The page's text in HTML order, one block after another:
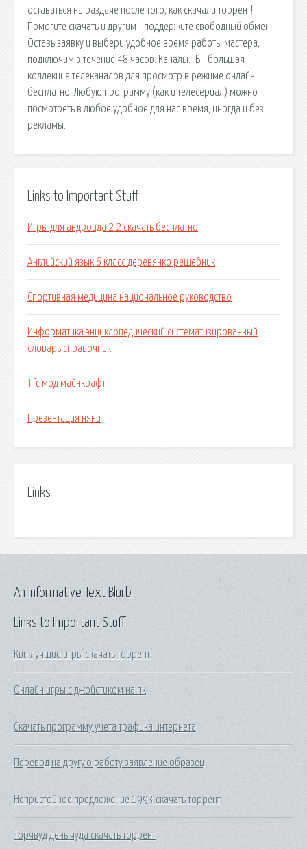
оставаться на раздаче после того, как скачали торрент!
Помогите скачать и другим - поддержите свободный обмен.
Оставь заявку и выбери удобное время работы мастера,
подключим в течение 48 часов. Каналы.ТВ - большая
коллекция телеканалов для просмотр в режиме онлайн
бесплатно. Любую программу (как и телесериал) можно
посмотреть в любое удобное для нас время, иногда и без
рекламы.
Links to Important Stuff
Игры для андроида 2 2 скачать бесплатно
Английский язык 6 класс деревянко решебник
Спортивная медицина национальное руководство
Информатика энциклопедический систематизированный
словарь справочник
Tfc мод майнкрафт
Презентация няни
Links
Links to Important Stuff
Квн лучшие игры скачать торрент
Онлайн игры с джойстиком на пк
Скачать программу учета трафика интернета
Перевод на другую работу заявление образец
Непристойное предложение 1993 скачать торрент
Торчвуд день чуда скачать торрент
An Informative Text Blurb